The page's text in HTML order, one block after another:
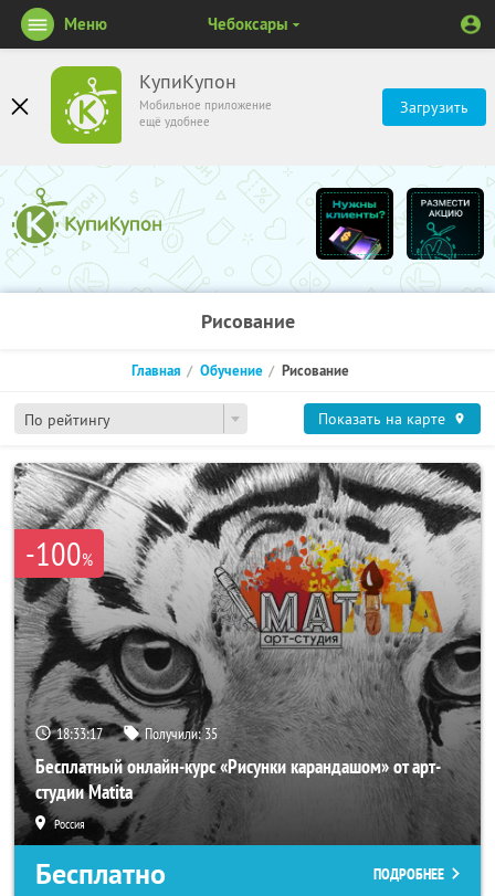
КупиКупон
Мобильное приложение
ещё удобнее
Загрузить
Меню Чебоксары
Рисование
По рейтингу
Главная Обучение Рисование
Показать на карте
-100%
18:33:17 Получили:35
Бесплатный онлайн-курс «Рисунки карандашом» от арт-
студии Matita
Россия
Бесплатно ПОДРОБНЕЕ